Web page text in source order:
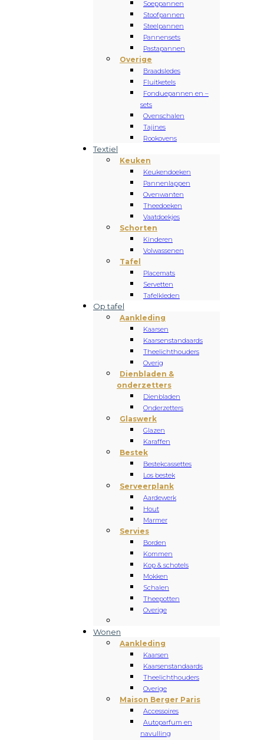
Soeppannen
Stoofpannen
Steelpannen
Pannensets
Pastapannen
Overige
Braadsledes
Fluitketels
Fonduepannen en –
sets
Ovenschalen
Tajines
Rookovens
Textiel
Keuken
Keukendoeken
Pannenlappen
Ovenwanten
Theedoeken
Vaatdoekjes
Schorten
Kinderen
Volwassenen
Tafel
Placemats
Servetten
Tafelkleden
Op tafel
Aankleding
Kaarsen
Kaarsenstandaards
Theelichthouders
Overig
Dienbladen &
onderzetters
Dienbladen
Onderzetters
Glaswerk
Glazen
Karaffen
Bestek
Bestekcassettes
Los bestek
Serveerplank
Aardewerk
Hout
Marmer
Servies
Borden
Kommen
Kop & schotels
Mokken
Schalen
Theepotten
Overige
Wonen
Aankleding
Kaarsen
Kaarsenstandaards
Theelichthouders
Overige
Maison Berger Paris
Accessoires
Autoparfum en
navulling